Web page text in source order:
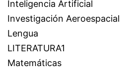
Inteligencia Artificial
Investigación Aeroespacial
Lengua
LITERATURA1
Matemáticas